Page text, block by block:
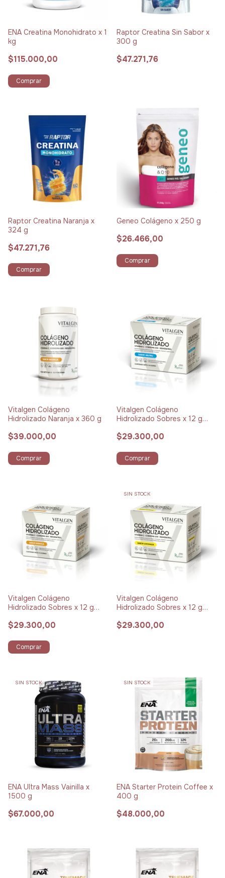
ENA Creatina Monohidrato x 1
kg
$115.000,00
Comprar
Raptor Creatina Sin Sabor x
300 g
$47.271,76
Raptor Creatina Naranja x
324 g
$47.271,76
Comprar
Geneo Colágeno x 250 g
$26.466,00
Comprar
Vitalgen Colágeno
Hidrolizado Naranja x 360 g
$39.000,00
Comprar
Vitalgen Colágeno
Hidrolizado Sobres x 12 g
$29.300,00
Comprar
Vitalgen Colágeno
Hidrolizado Sobres x 12 g
$29.300,00
Comprar
SIN STOCK
Vitalgen Colágeno
Hidrolizado Sobres x 12 g
$29.300,00
SIN STOCK
ENA Ultra Mass Vainilla x
1500 g
$67.000,00
SIN STOCK
ENA Starter Protein Coffee x
400 g
$48.000,00